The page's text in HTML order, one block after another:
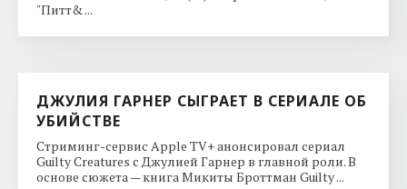
"Питт& ...
ДЖУЛИЯ ГАРНЕР СЫГРАЕТ В СЕРИАЛЕ ОБ
УБИЙСТВЕ
Стриминг-сервис Apple TV+ анонсировал сериал
Guilty Creatures с Джулией Гарнер в главной роли. В
основе сюжета — книга Микиты Броттман Guilty ...